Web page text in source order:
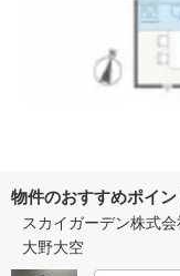
物件のおすすめポイン
スカイガーデン株式会
大野大空